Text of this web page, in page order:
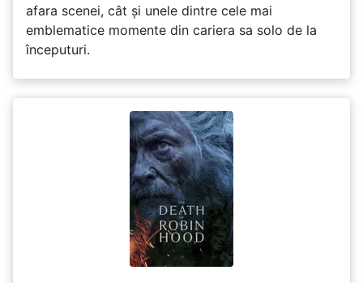
afara scenei, cât și unele dintre cele mai
emblematice momente din cariera sa solo de la
începuturi.